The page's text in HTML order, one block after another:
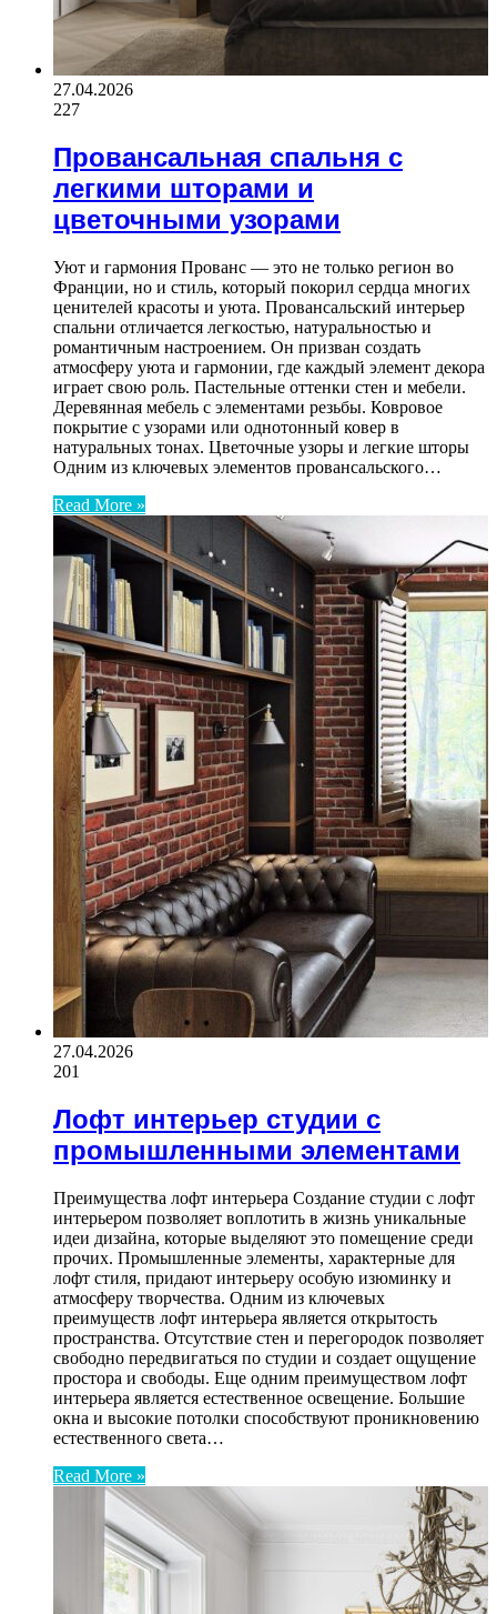
27.04.2026
227
Провансальная спальня с
легкими шторами и
цветочными узорами
Уют и гармония Прованс — это не только регион во
Франции, но и стиль, который покорил сердца многих
ценителей красоты и уюта. Провансальский интерьер
спальни отличается легкостью, натуральностью и
романтичным настроением. Он призван создать
атмосферу уюта и гармонии, где каждый элемент декора
играет свою роль. Пастельные оттенки стен и мебели.
Деревянная мебель с элементами резьбы. Ковровое
покрытие с узорами или однотонный ковер в
натуральных тонах. Цветочные узоры и легкие шторы
Одним из ключевых элементов провансальского…
Read More »
27.04.2026
201
Лофт интерьер студии с
промышленными элементами
Преимущества лофт интерьера Создание студии с лофт
интерьером позволяет воплотить в жизнь уникальные
идеи дизайна, которые выделяют это помещение среди
прочих. Промышленные элементы, характерные для
лофт стиля, придают интерьеру особую изюминку и
атмосферу творчества. Одним из ключевых
преимуществ лофт интерьера является открытость
пространства. Отсутствие стен и перегородок позволяет
свободно передвигаться по студии и создает ощущение
простора и свободы. Еще одним преимуществом лофт
интерьера является естественное освещение. Большие
окна и высокие потолки способствуют проникновению
естественного света…
Read More »